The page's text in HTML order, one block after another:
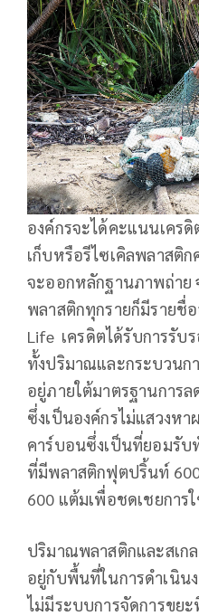
องค์กรจะได้คะแนนเคร
เก็บหรือรีไซเคิลพลาสติก
จะออกหลักฐานภาพถ่าย
พลาสติกทุกรายก็มีรายชื่
Life เครดิตได้รับการรับ
ทั้งปริมาณและกระบวนก
อยู่ภายใต้มาตรฐานการ
ซึ่งเป็นองค์กรไม่แสวงหา
คาร์บอนซึ่งเป็นที่ยอมรับ
ที่มีพลาสติกฟุตปริ้นท์
600 แต้มเพื่อชดเชยการ
ปริมาณพลาสติกและสเก
อยู่กับพื้นที่ในการดำเนิน
ไม่มีระบบการจัดการขยะ